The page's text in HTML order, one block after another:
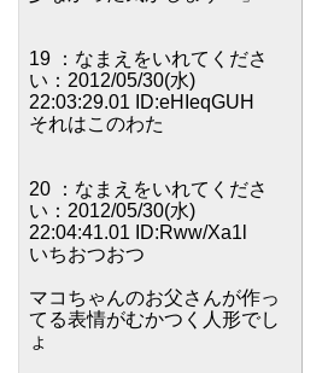
19 ：なまえをいれてくださ
い：2012/05/30(水)
22:03:29.01 ID:eHIeqGUH
それはこのわた
20 ：なまえをいれてくださ
い：2012/05/30(水)
22:04:41.01 ID:Rww/Xa1l
いちおつおつ
マコちゃんのお父さんが作っ
てる表情がむかつく人形でし
ょ